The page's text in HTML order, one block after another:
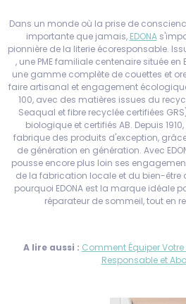
Dans un monde où la prise de
importante que jamais, EDONA
pionnière de la literie écoresponsable.
, une PME familiale centenaire située en
une gamme complète de couettes et
faire artisanal et engagement
100, avec des matières issues du
Seaqual et fibre recyclée certifiées
biologique et certifiés AB. Depuis
fabrique des produits d'exception,
de génération en génération. Avec
pousse encore plus loin ses
de la fabrication locale et du bien-être
pourquoi EDONA est la marque idéale
réparateur de sommeil, tout en
A lire aussi : Comment Équiper
Responsable et